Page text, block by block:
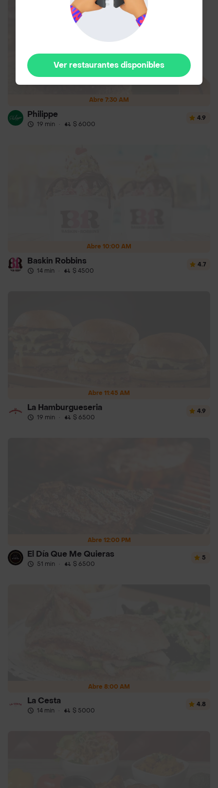
Abre 7:30 AM
Philippe
19 min · $ 6000
4.9
Abre 10:00 AM
Baskin Robbins
14 min · $ 4500
4.7
Abre 11:45 AM
La Hamburgueseria
19 min · $ 6500
4.9
Abre 12:00 PM
El Día Que Me Quieras
51 min · $ 6500
5
Abre 8:00 AM
La Cesta
14 min · $ 5000
4.8
Ver restaurantes disponibles